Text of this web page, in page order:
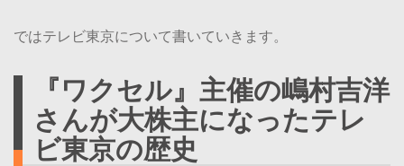
ではテレビ東京について書いていきます。
『ワクセル』主催の嶋村吉洋
さんが大株主になったテレ
ビ東京の歴史